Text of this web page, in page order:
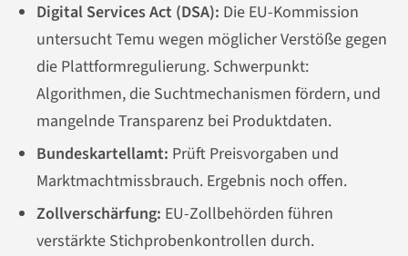
Digital Services Act (DSA): Die EU-Kommission
untersucht Temu wegen möglicher Verstöße gegen
die Plattformregulierung. Schwerpunkt:
Algorithmen, die Suchtmechanismen fördern, und
mangelnde Transparenz bei Produktdaten.
Bundeskartellamt: Prüft Preisvorgaben und
Marktmachtmissbrauch. Ergebnis noch offen.
Zollverschärfung: EU-Zollbehörden führen
verstärkte Stichprobenkontrollen durch.